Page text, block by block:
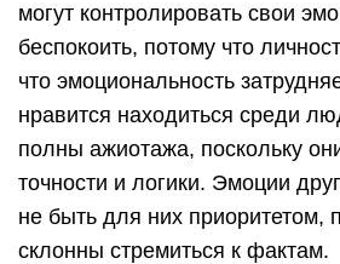
могут контролировать свои
беспокоить, потому что
что эмоциональность
нравится находиться среди
полны ажиотажа, поскольку
точности и логики. Эмоции
не быть для них приоритетом,
склонны стремиться к фактам.